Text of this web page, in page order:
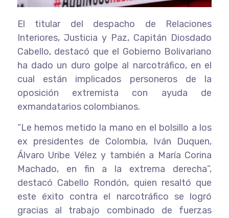
El titular del despacho de Relaciones
Interiores, Justicia y Paz, Capitán Diosdado
Cabello, destacó que el Gobierno Bolivariano
ha dado un duro golpe al narcotráfico, en el
cual están implicados personeros de la
oposición extremista con ayuda de
exmandatarios colombianos.
“Le hemos metido la mano en el bolsillo a los
ex presidentes de Colombia, Iván Duquen,
Álvaro Uribe Vélez y también a María Corina
Machado, en fin a la extrema derecha”,
destacó Cabello Rondón, quien resaltó que
este éxito contra el narcotráfico se logró
gracias al trabajo combinado de fuerzas